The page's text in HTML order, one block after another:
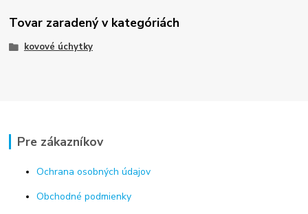
Tovar zaradený v kategóriách
kovové úchytky
Pre zákazníkov
Ochrana osobných údajov
Obchodné podmienky